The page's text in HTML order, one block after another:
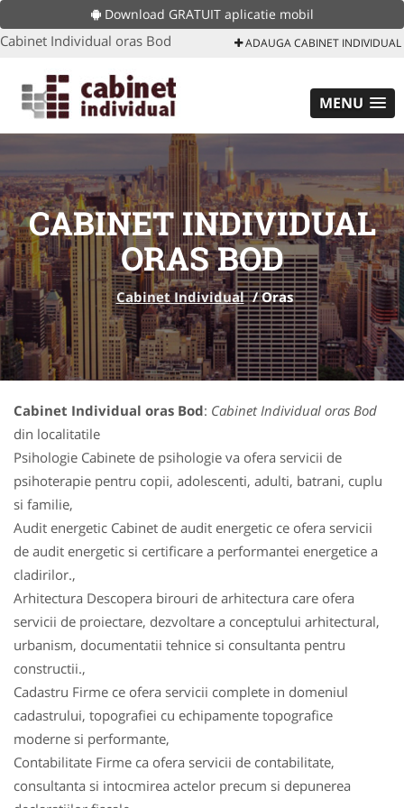
Download GRATUIT aplicatie mobil
Cabinet Individual oras Bod ADAUGA CABINET INDIVIDUAL
MENU
CABINET INDIVIDUAL
ORAS BOD
Cabinet Individual /Oras
Cabinet Individual oras Bod: Cabinet Individual oras Bod
din localitatile
Psihologie Cabinete de psihologie va ofera servicii de
psihoterapie pentru copii, adolescenti, adulti, batrani, cuplu
si familie,
Audit energetic Cabinet de audit energetic ce ofera servicii
de audit energetic si certificare a performantei energetice a
cladirilor.,
Arhitectura Descopera birouri de arhitectura care ofera
servicii de proiectare, dezvoltare a conceptului arhitectural,
urbanism, documentatii tehnice si consultanta pentru
constructii.,
Cadastru Firme ce ofera servicii complete in domeniul
cadastrului, topografiei cu echipamente topografice
moderne si performante,
Contabilitate Firme ca ofera servicii de contabilitate,
consultanta si intocmirea actelor precum si depunerea